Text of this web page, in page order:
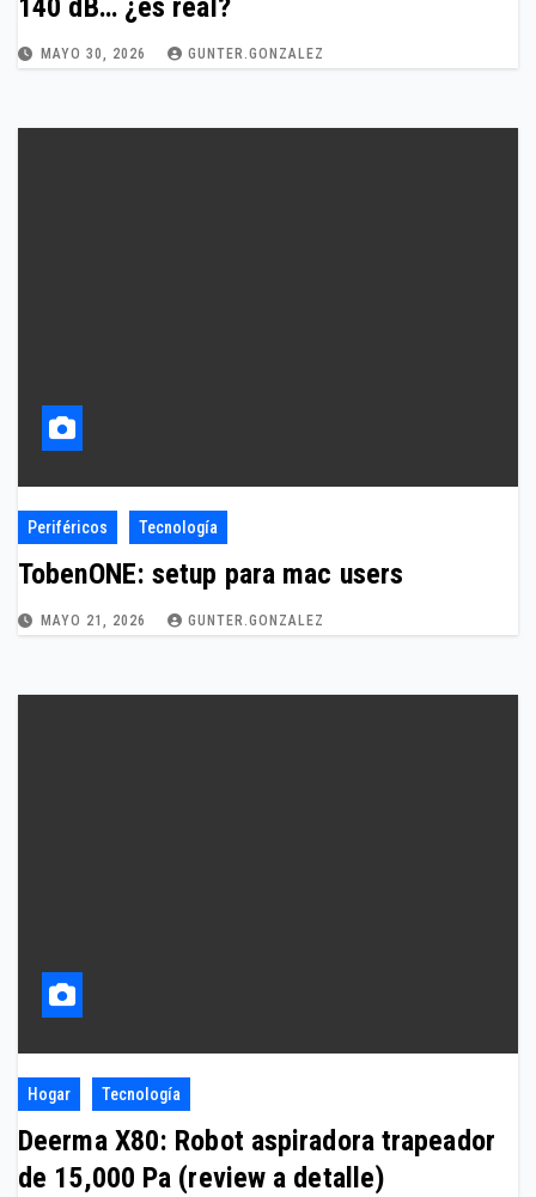
140 dB… ¿es real?
MAYO 30, 2026 GUNTER.GONZALEZ
Periféricos Tecnología
TobenONE: setup para mac users
MAYO 21, 2026 GUNTER.GONZALEZ
Hogar Tecnología
Deerma X80: Robot aspiradora trapeador
de 15,000 Pa (review a detalle)